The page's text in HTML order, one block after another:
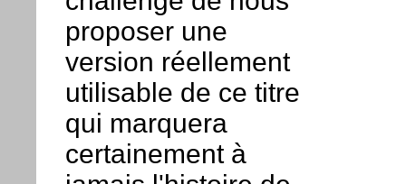
proposer une
version réellement
utilisable de ce titre
qui marquera
certainement à